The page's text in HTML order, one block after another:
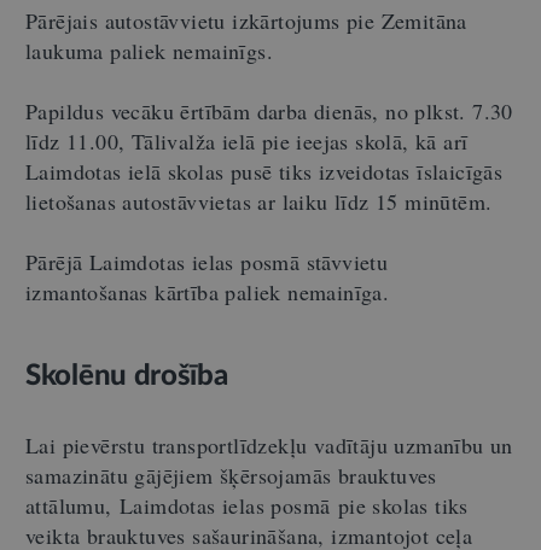
Pārējais autostāvvietu izkārtojums pie Zemitāna
laukuma paliek nemainīgs.
Papildus vecāku ērtībām darba dienās, no plkst. 7.30
līdz 11.00, Tālivalža ielā pie ieejas skolā, kā arī
Laimdotas ielā skolas pusē tiks izveidotas īslaicīgās
lietošanas autostāvvietas ar laiku līdz 15 minūtēm.
Pārējā Laimdotas ielas posmā stāvvietu
izmantošanas kārtība paliek nemainīga.
Skolēnu drošība
Lai pievērstu transportlīdzekļu vadītāju uzmanību un
samazinātu gājējiem šķērsojamās brauktuves
attālumu,Laimdotas ielas posmā pie skolas tiks
veikta brauktuves sašaurināšana, izmantojot ceļa